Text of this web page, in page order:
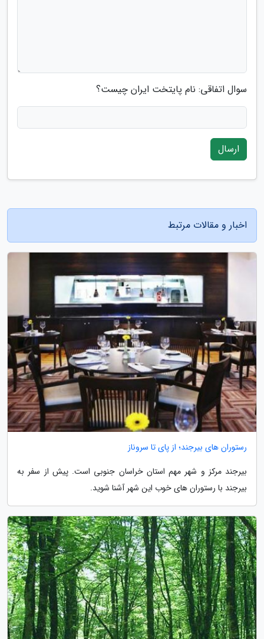
سوال اتفاقی: نام پایتخت ایران چیست؟
ارسال
اخبار و مقالات مرتبط
رستوران های بیرجند؛ از پای تا سروناز
بیرجند مرکز و شهر مهم استان خراسان جنوبی است. پیش از سفر به
بیرجند با رستوران های خوب این شهر آشنا شوید.